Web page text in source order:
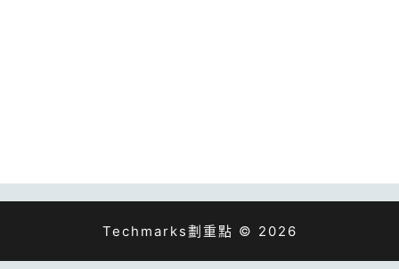
Techmarks劃重點 © 2026